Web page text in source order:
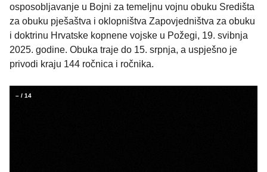
osposobljavanje u Bojni za temeljnu vojnu obuku Središta
za obuku pješaštva i oklopništva Zapovjedništva za obuku
i doktrinu Hrvatske kopnene vojske u Požegi, 19. svibnja
2025. godine. Obuka traje do 15. srpnja, a uspješno je
privodi kraju 144 ročnica i ročnika.
– / 14